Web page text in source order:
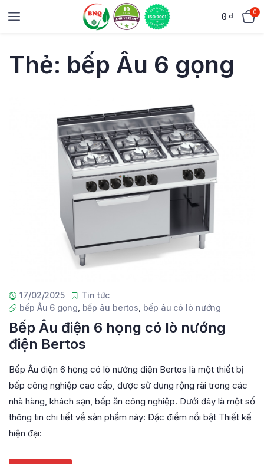
0 ₫ 0
Thẻ: bếp Âu 6 gọng
17/02/2025
Tin tức
bếp Âu 6 gọng bếp âu bertos bếp âu có lò nướng
Bếp Âu điện 6 họng có lò nướng
điện Bertos
Bếp Âu điện 6 họng có lò nướng điện Bertos là một thiết bị
bếp công nghiệp cao cấp, được sử dụng rộng rãi trong các
nhà hàng, khách sạn, bếp ăn công nghiệp. Dưới đây là một số
thông tin chi tiết về sản phẩm này: Đặc điểm nổi bật Thiết kế
hiện đại: